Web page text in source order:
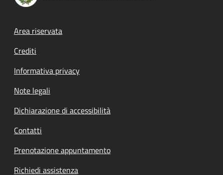
Footer menu
Area riservata
Crediti
Informativa privacy
Note legali
Dichiarazione di accessibilità
Contatti
Prenotazione appuntamento
Richiedi assistenza